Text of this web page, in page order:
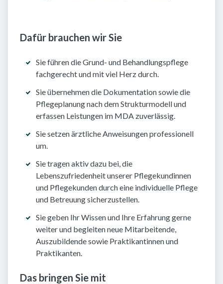
Dafür brauchen wir Sie
Sie führen die Grund- und Behandlungspflege
fachgerecht und mit viel Herz durch.
Sie übernehmen die Dokumentation sowie die
Pflegeplanung nach dem Strukturmodell und
erfassen Leistungen im MDA zuverlässig.
Sie setzen ärztliche Anweisungen professionell
um.
Sie tragen aktiv dazu bei, die
Lebenszufriedenheit unserer Pflegekundinnen
und Pflegekunden durch eine individuelle Pflege
und Betreuung sicherzustellen.
Sie geben Ihr Wissen und Ihre Erfahrung gerne
weiter und begleiten neue Mitarbeitende,
Auszubildende sowie Praktikantinnen und
Praktikanten.
Das bringen Sie mit